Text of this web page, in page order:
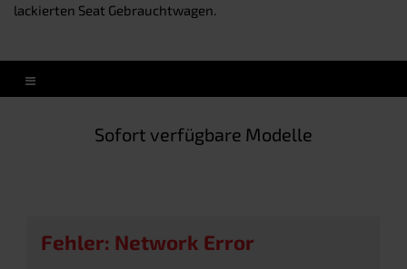
lackierten Seat Gebrauchtwagen.
Sofort verfügbare Modelle
Fehler: Network Error